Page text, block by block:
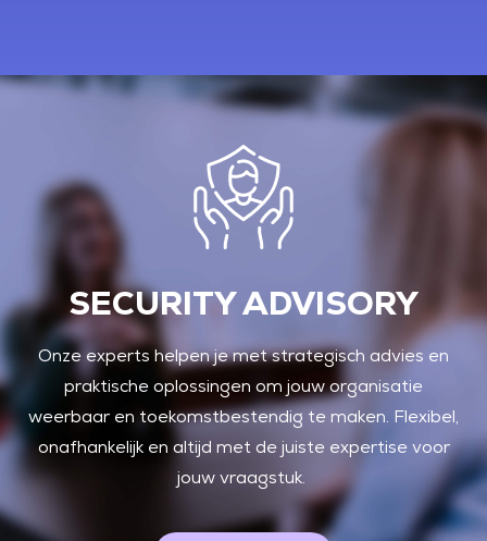
SECURITY ADVISORY
Onze experts helpen je met strategisch advies en
praktische oplossingen om jouw organisatie
weerbaar en toekomstbestendig te maken. Flexibel,
onafhankelijk en altijd met de juiste expertise voor
jouw vraagstuk.